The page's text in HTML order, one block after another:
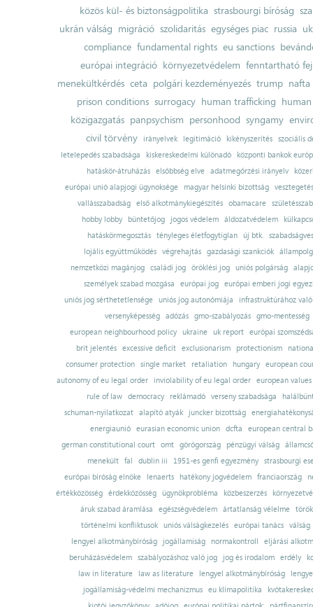
közös kül- és biztonságpolitika strasbourgi bíróság
ukrán válság migráció szolidaritás egységes piac russia
compliance fundamental rights eu sanctions
európai integráció környezetvédelem fenntartható
menekültkérdés ceta polgári kezdeményezés trump nafta
prison conditions surrogacy human trafficking
közigazgatás panpsychism personhood syngamy
civil törvény
irányelvek legitimáció kikényszerítés szociális
letelepedés szabadsága
kiskereskedelmi különadó
központi bankok
hatáskör-átruházás
elsőbbség elve adatmegőrzési irányelv
európai unió alapjogi ügynoksége
magyar helsinki bizottság
vesztegetés
vallásszabadság
első alkotmánykiegészítés obamacare
hobby lobby
büntetőjog jogos védelem áldozatvédelem
hatáskörmegosztás tényleges életfogytiglan új btk.
lojális együttműködés
végrehajtás gazdasági szankciók
nemzetközi magánjog
családi jog öröklési jog uniós polgárság
személyek szabad mozgása
európai jog európai emberi jogi
uniós jog sérthetetlensége uniós jog autonómiája
infrastruktúrához
versenyképesség adózás gmo-szabályozás gmo-mentesség
european neighbourhood policy
ukraine uk report
európai
brit jelentés excessive deficit exclusionarism protectionism
consumer protection
single market retaliation hungary
european
autonomy of eu legal order
inviolability of eu legal order
european values
rule of law
democracy reklámadó verseny szabadsága
schuman-nyilatkozat alapító atyák juncker bizottság
energiaunió eurasian economic union dcfta
european central
german constitutional court
omt görögország pénzügyi válság
menekült
fal dublin iii 1951-es genfi egyezmény
strasbourgi
európai bíróság elnöke
lenaerts hatékony jogvédelem franciaország
értékközösség
érdekközösség ügynökprobléma közbeszerzés
áruk szabad áramlása
egészségvédelem ártatlanság vélelme
történelmi konfliktusok uniós válságkezelés európai tanács válság
lengyel alkotmánybíróság
jogállamiság normakontroll
eljárási
beruházásvédelem
szabályozáshoz való jog jog és irodalom erdély
law in literature
law as literature lengyel alkotmánybíróság
jogállamiság-védelmi mechanizmus
eu klímapolitika